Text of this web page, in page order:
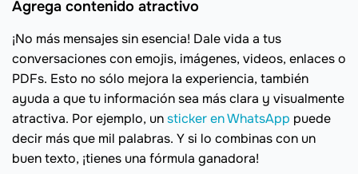
Agrega contenido atractivo
¡No más mensajes sin esencia! Dale vida a tus
conversaciones con emojis, imágenes, videos, enlaces o
PDFs. Esto no sólo mejora la experiencia, también
ayuda a que tu información sea más clara y visualmente
atractiva. Por ejemplo, unsticker en WhatsApp puede
decir más que mil palabras. Y si lo combinas con un
buen texto, ¡tienes una fórmula ganadora!